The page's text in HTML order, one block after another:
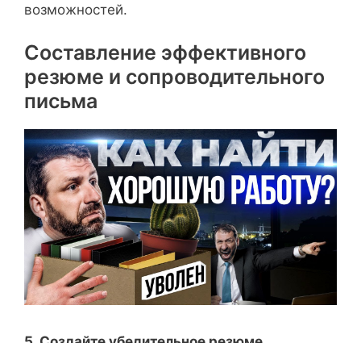
возможностей.
Составление эффективного
резюме и сопроводительного
письма